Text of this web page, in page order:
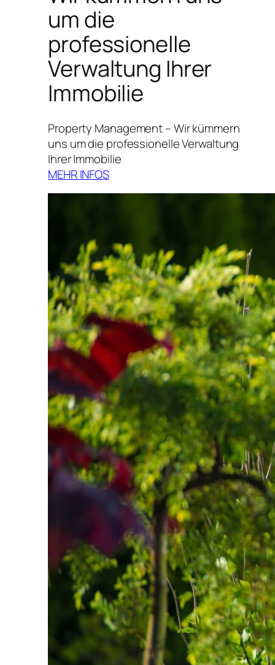
um die
professionelle
Verwaltung Ihrer
Immobilie
Property Management – Wir kümmern
uns um die professionelle Verwaltung
Ihrer Immobilie
MEHR INFOS